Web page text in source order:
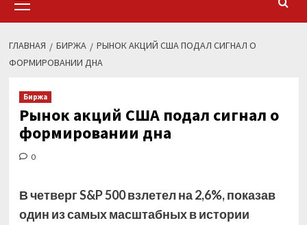
меню
ГЛАВНАЯ БИРЖА
РЫНОК АКЦИЙ США ПОДАЛ СИГНАЛ О
ФОРМИРОВАНИИ ДНА
Биржа
Рынок акций США подал сигнал о
формировании дна
0
В четверг S&P 500 взлетел на 2,6%, показав
один из самых масштабных в истории